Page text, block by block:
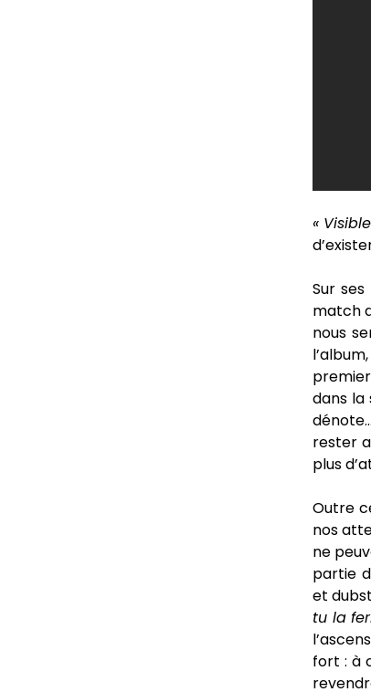
«
Sur ses
match
nous
dans la
rester
plus
Outre
nos
ne
partie
et
tu la
fort : à